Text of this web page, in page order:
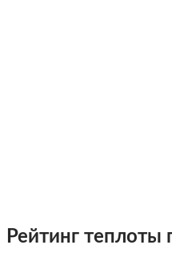
Рейтинг теплоты